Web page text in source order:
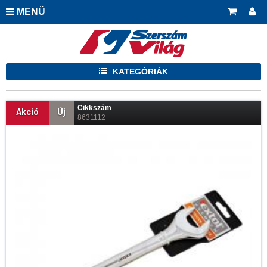
MENÜ
KATEGÓRIÁK
Akció Új
Cikkszám
8631112